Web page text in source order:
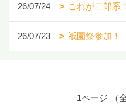
26/07/24 これが二郎系！
26/07/23 祇園祭参加！
1ページ （